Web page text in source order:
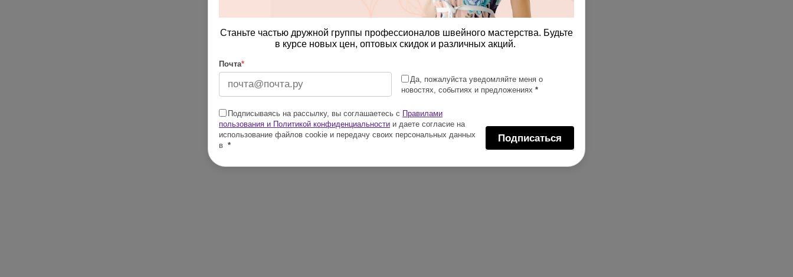
Станьте частью дружной группы профессионалов швейного мастерства. Будьте
в курсе новых цен, оптовых скидок и различных акций.
Почта*
Да, пожалуйста уведомляйте меня о
новостях, событиях и предложениях *
Подписываясь на рассылку, вы соглашаетесь с Правилами
пользования и Политикой конфиденциальности и даете согласие на
использование файлов cookie и передачу своих персональных данных
в *
Подписаться